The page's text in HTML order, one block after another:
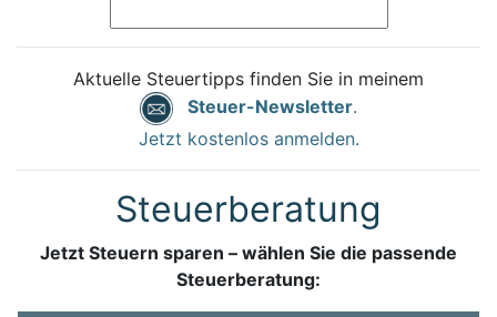
Aktuelle Steuertipps finden Sie in meinem
Steuer-Newsletter.
Jetzt kostenlos anmelden.
Steuerberatung
Jetzt Steuern sparen – wählen Sie die passende
Steuerberatung: